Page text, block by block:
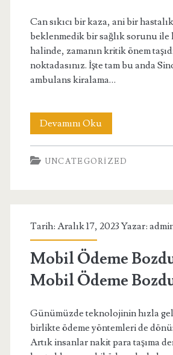
Can sıkıcı bir kaza, ani bir
beklenmedik bir sağlık sorunu ile
halinde, zamanın kritik önem
noktadasınız. İşte tam bu anda
ambulans kiralama…
Devamını OkuSinop
Özel
Ambulans
UNCATEGORIZED
Tarih: Aralık 17, 2023 Yazar:
Mobil Ödeme
Mobil Ödeme
Günümüzde teknolojinin hızla
birlikte ödeme yöntemleri de
Artık insanlar nakit para taşıma